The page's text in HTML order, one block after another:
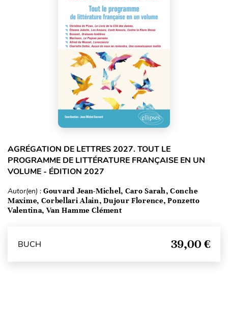
AGRÉGATION DE LETTRES 2027. TOUT LE
PROGRAMME DE LITTÉRATURE FRANÇAISE EN UN
VOLUME - ÉDITION 2027
Autor(en) : Gouvard Jean-Michel, Caro Sarah, Conche
Maxime, Corbellari Alain, Dujour Florence, Ponzetto
Valentina, Van Hamme Clément
BUCH 39,00 €